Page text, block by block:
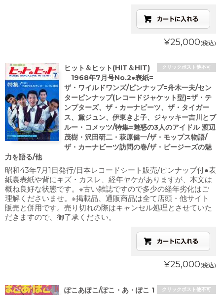
¥25,000(税込)
クリックポスト他不可
ヒット＆ヒット(HIT＆HIT)
1968年7月号No.2●表紙=
ザ・ワイルドワンズ/ピンナップ=舟木一夫/セン
ターピンナップ(レコードジャケット型)=ザ・テ
ンプターズ、ザ・カーナビーツ、ザ・タイガー
ス、黛ジュン、伊東きよ子、ジャッキー吉川とブ
ルー・コメッツ/特集=魅惑の3人のアイドル 渡辺
茂樹・沢田研二・萩原健一/ザ・モップス物語/
ザ・カーナビーツ訪問の巻/ザ・ビージーズの魅
力を語る/他
昭和43年7月1日発行/日本レコードシート販売/ピンナップ付●表
紙裏表紙や背にキズ・カスレ、経年ヤケがありますが、本文は
概ね良好な状態です。※古い雑誌ですので多少の経年劣化はご
理解くださいませ。※掲載品、通販商品は全て店頭・他サイト
販売と併用です。売り切れの際はキャンセル処理とさせていた
だきますので、御了承ください。
¥25,000(税込)
クリックポスト他不可
ぽこあぽこ/ぽこ・あ・ぽこ 1